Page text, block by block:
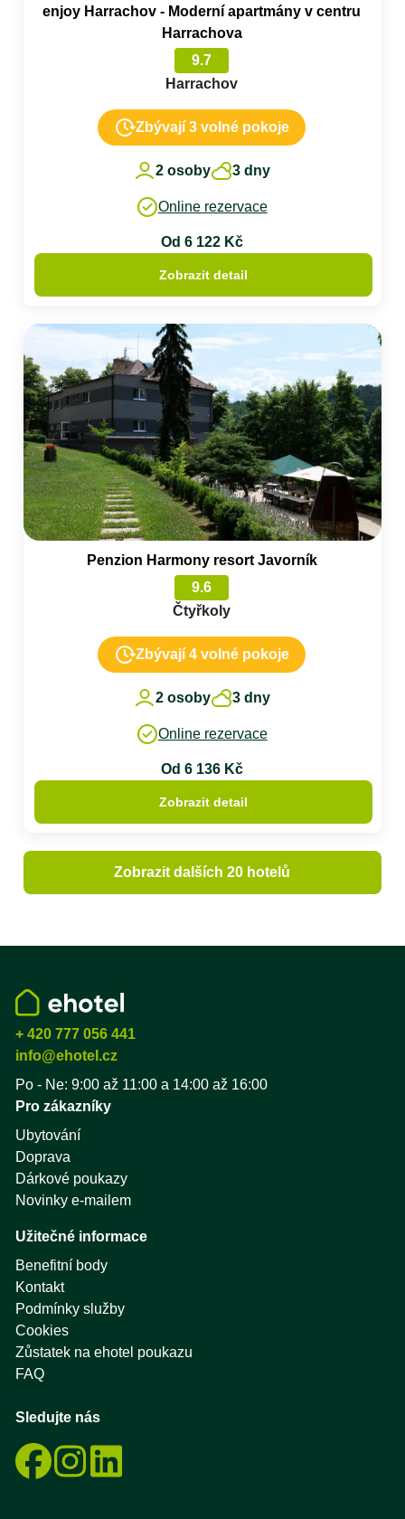
enjoy Harrachov - Moderní apartmány v centru
Harrachova
9.7
Harrachov
Zbývají 3 volné pokoje
2 osoby 3 dny
Online rezervace
Od 6 122 Kč
Zobrazit detail
Penzion Harmony resort Javorník
9.6
Čtyřkoly
Zbývají 4 volné pokoje
2 osoby 3 dny
Online rezervace
Od 6 136 Kč
Zobrazit detail
Zobrazit dalších 20 hotelů
+ 420 777 056 441
info@ehotel.cz
Po - Ne: 9:00 až 11:00 a 14:00 až 16:00
Pro zákazníky
Ubytování
Doprava
Dárkové poukazy
Novinky e-mailem
Užitečné informace
Benefitní body
Kontakt
Podmínky služby
Cookies
Zůstatek na ehotel poukazu
FAQ
Sledujte nás